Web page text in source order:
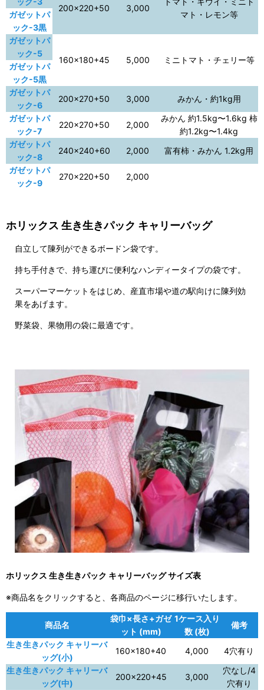
200×220+50 3,000
マト・レモン等
ガゼットパ
ック-3黒
ガゼットパ
ック-5
160×180+45 5,000 ミニトマト・チェリー等
ガゼットパ
ック-5黒
ガゼットパ
ック-6
200×270+50 3,000
みかん・約1kg用
ガゼットパ
ック-7
220×270+50 2,000
みかん 約1.5kg〜1.6kg 柿
約1.2kg〜1.4kg
ガゼットパ
ック-8
240×240+60 2,000
富有柿・みかん 1.2kg用
ガゼットパ
ック-9
270×220+50 2,000
ホリックス 生き生きパック キャリーバッグ
自立して陳列ができるボードン袋です。
持ち手付きで、持ち運びに便利なハンディータイプの袋です。
スーパーマーケットをはじめ、産直市場や道の駅向けに陳列効
果をあげます。
野菜袋、果物用の袋に最適です。
ホリックス 生き生きパック キャリーバッグ サイズ表
※商品名をクリックすると、各商品のページに移行いたします。
商品名
袋巾×長さ+ガゼ
ット (mm)
1ケース入り
数 (枚)
備考
生き生きパック キャリーバ
ッグ(小)
160×180+40 4,000
4穴有り
生き生きパック キャリーバ
ッグ(中)
200×220+45 3,000
穴なし/4
穴有り